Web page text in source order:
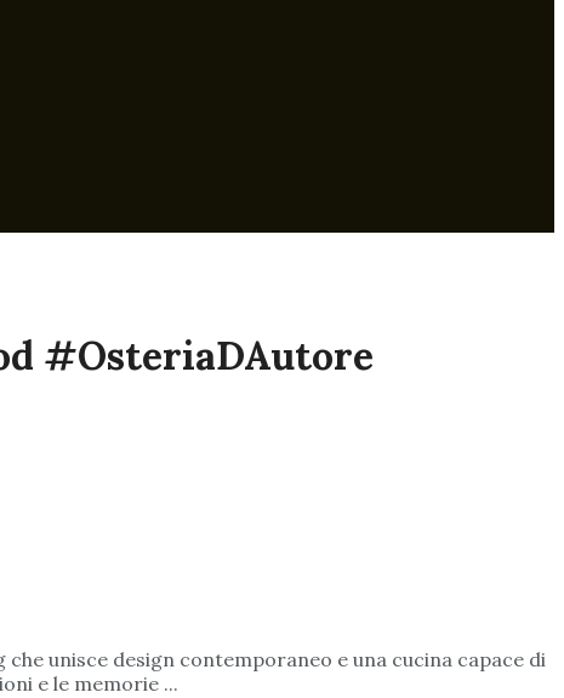
#OsteriaDAutore
unisce design contemporaneo e una cucina capace di
e le memorie ...